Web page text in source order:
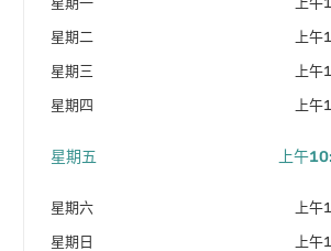
星期二 上
星期三 上
星期四 上
星期五 上午
星期六 上
星期日 上